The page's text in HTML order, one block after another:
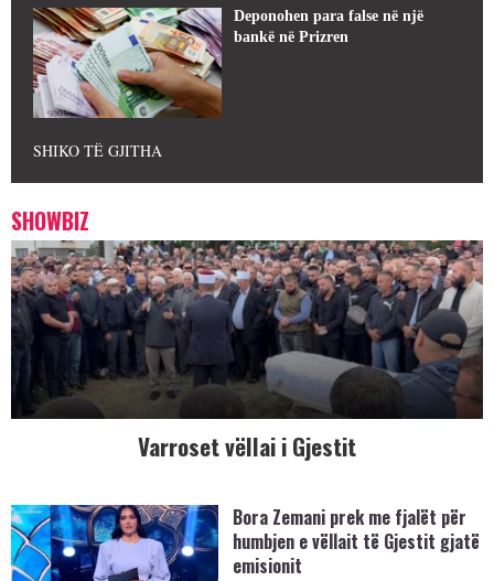
Deponohen para false në një
bankë në Prizren
SHIKO TË GJITHA
SHOWBIZ
Varroset vëllai i Gjestit
Bora Zemani prek me fjalët për
humbjen e vëllait të Gjestit gjatë
emisionit